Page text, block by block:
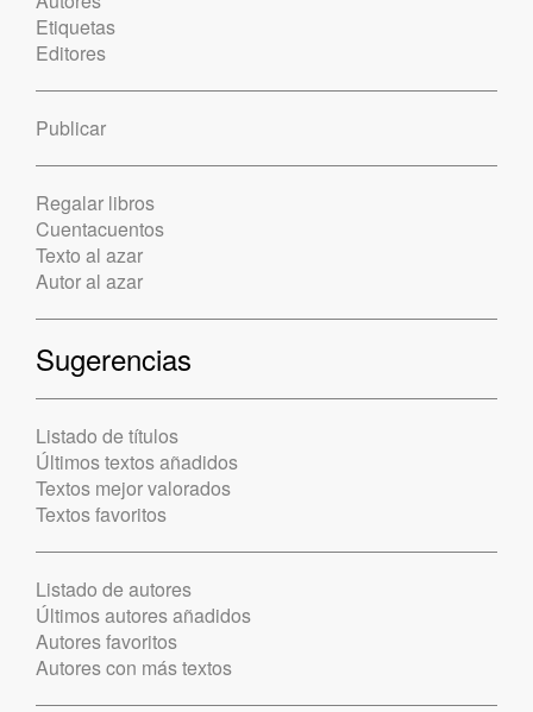
Etiquetas
Editores
Publicar
Regalar libros
Cuentacuentos
Texto al azar
Autor al azar
Sugerencias
Listado de títulos
Últimos textos añadidos
Textos mejor valorados
Textos favoritos
Listado de autores
Últimos autores añadidos
Autores favoritos
Autores con más textos